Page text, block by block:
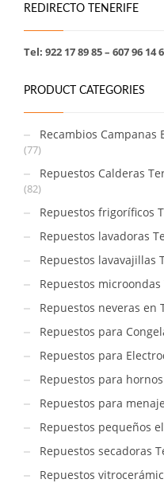
REDIRECTO TENERIFE
Tel: 922 17 89 85 – 607 96 14
PRODUCT CATEGORIES
Recambios Campanas
(77)
Repuestos Calderas
(82)
Repuestos frigoríficos
Repuestos lavadoras
Repuestos lavavajillas
Repuestos
Repuestos neveras en
Repuestos para
Repuestos para
Repuestos para
Repuestos para
Repuestos pequeños
Repuestos secadoras
Repuestos